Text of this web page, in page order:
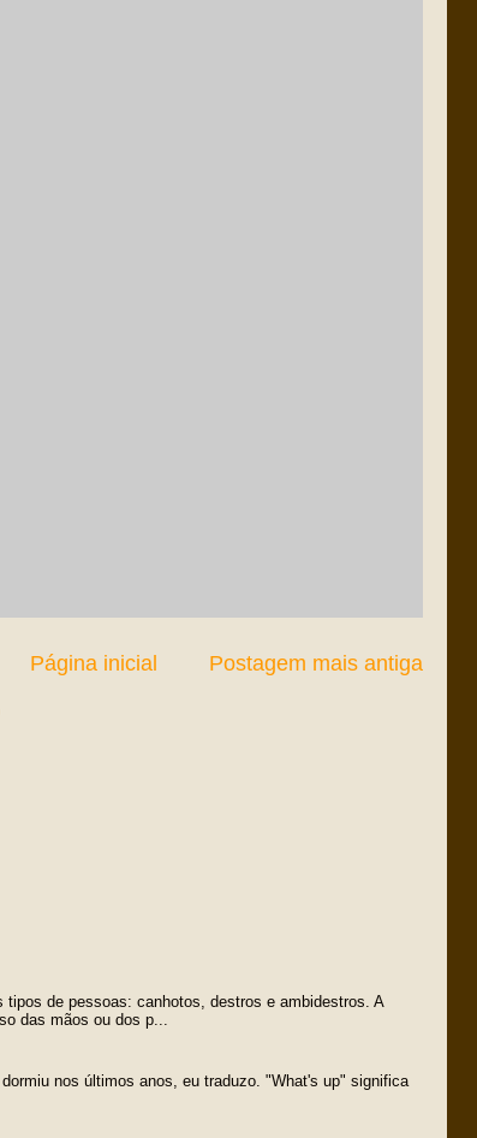
Postagem mais antiga
Página inicial
tipos de pessoas: canhotos, destros e ambidestros. A
das mãos ou dos p...
nos últimos anos, eu traduzo. "What's up" significa